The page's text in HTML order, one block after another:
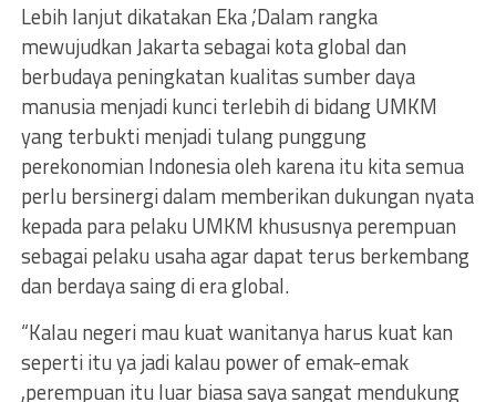
Lebih lanjut dikatakan Eka ,’Dalam rangka
mewujudkan Jakarta sebagai kota global dan
berbudaya peningkatan kualitas sumber daya
manusia menjadi kunci terlebih di bidang UMKM
yang terbukti menjadi tulang punggung
perekonomian Indonesia oleh karena itu kita semua
perlu bersinergi dalam memberikan dukungan nyata
kepada para pelaku UMKM khususnya perempuan
sebagai pelaku usaha agar dapat terus berkembang
dan berdaya saing di era global.
“Kalau negeri mau kuat wanitanya harus kuat kan
seperti itu ya jadi kalau power of emak-emak
,perempuan itu luar biasa saya sangat mendukung